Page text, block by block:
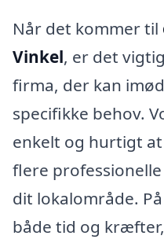
Når det kommer til
Vinkel, er det
firma, der kan
specifikke behov.
enkelt og hurtigt
flere
dit lokalområde.
både tid og